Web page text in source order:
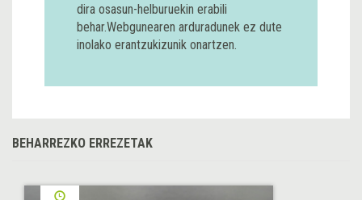
dira osasun-helburuekin erabili
behar.Webgunearen arduradunek ez dute
inolako erantzukizunik onartzen.
BEHARREZKO ERREZETAK